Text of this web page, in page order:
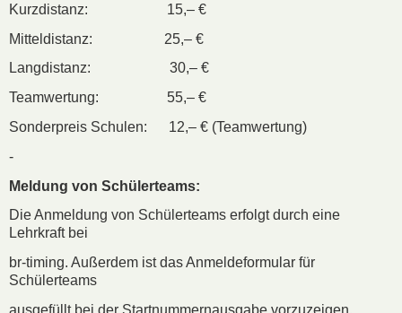
Kurzdistanz: 15,– €
Mitteldistanz: 25,– €
Langdistanz: 30,– €
Teamwertung: 55,– €
Sonderpreis Schulen: 12,– € (Teamwertung)
-
Meldung von Schülerteams:
Die Anmeldung von Schülerteams erfolgt durch eine
Lehrkraft bei
br-timing. Außerdem ist das Anmeldeformular für
Schülerteams
ausgefüllt bei der Startnummernausgabe vorzuzeigen.